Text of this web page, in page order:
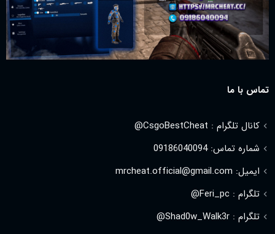
تماس با ما
کانال تلگرام : CsgoBestCheat@
شماره تماس: 09186040094
ایمیل: mrcheat.official@gmail.com
تلگرام : Feri_pc@
تلگرام : Shad0w_Walk3r@